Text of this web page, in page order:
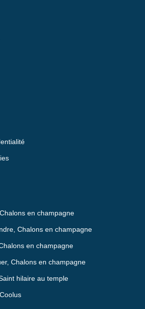
en champagne
Chalons en champagne
en champagne
Chalons en champagne
hilaire au temple